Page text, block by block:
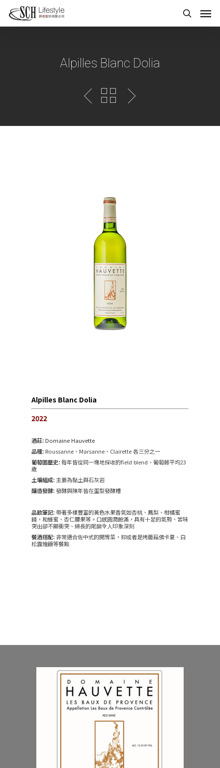
Alpilles Blanc Dolia
Alpilles Blanc Dolia
2022
酒莊:Domaine Hauvette
品種: Roussanne、Marsanne、Clairette 各三分之一
葡萄園歷史:每年皆從同一塊地採收的field blend、葡萄藤平均23
歲
土壤組成: 主要為黏土與石灰岩
釀造發酵:發酵與陳年皆在蛋型發酵槽
品飲筆記:帶著多樣豐富的黃色水果香氣如杏桃、鳳梨、柑橘蜜
餞，和蜂蜜、杏仁腰果等。口感圓潤飽滿，具有十足的氣勢、苦味
突出卻不顯衝突、綿長的尾韻令人印象深刻
餐酒搭配:非常適合佐中式的開胃菜，抑或者是烤蘑菇佛卡夏、白
松露燴飯等餐點